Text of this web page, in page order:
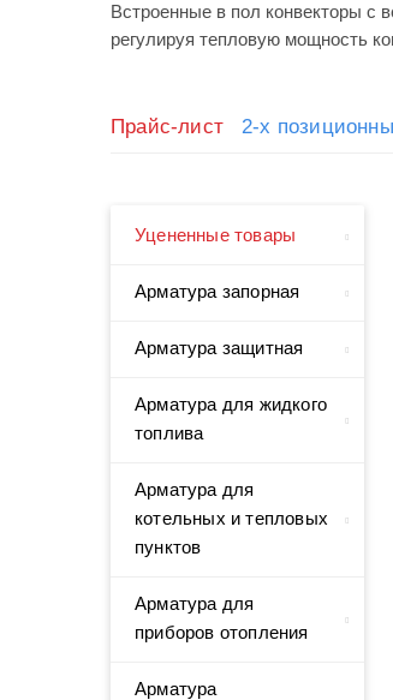
Встроенные в пол конвекторы с
регулируя тепловую мощность
Прайс-лист 2-х
Уцененные товары
Арматура запорная
Арматура защитная
Арматура для жидкого
топлива
Арматура для
котельных и тепловых
пунктов
Арматура для
приборов отопления
Арматура